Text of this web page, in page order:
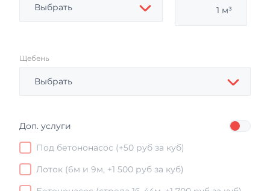
Выбрать
Щебень
Выбрать
Доп. услуги
Под бетононасос (+50 руб за куб)
Лоток (6м и 9м, +1 500 руб за куб)